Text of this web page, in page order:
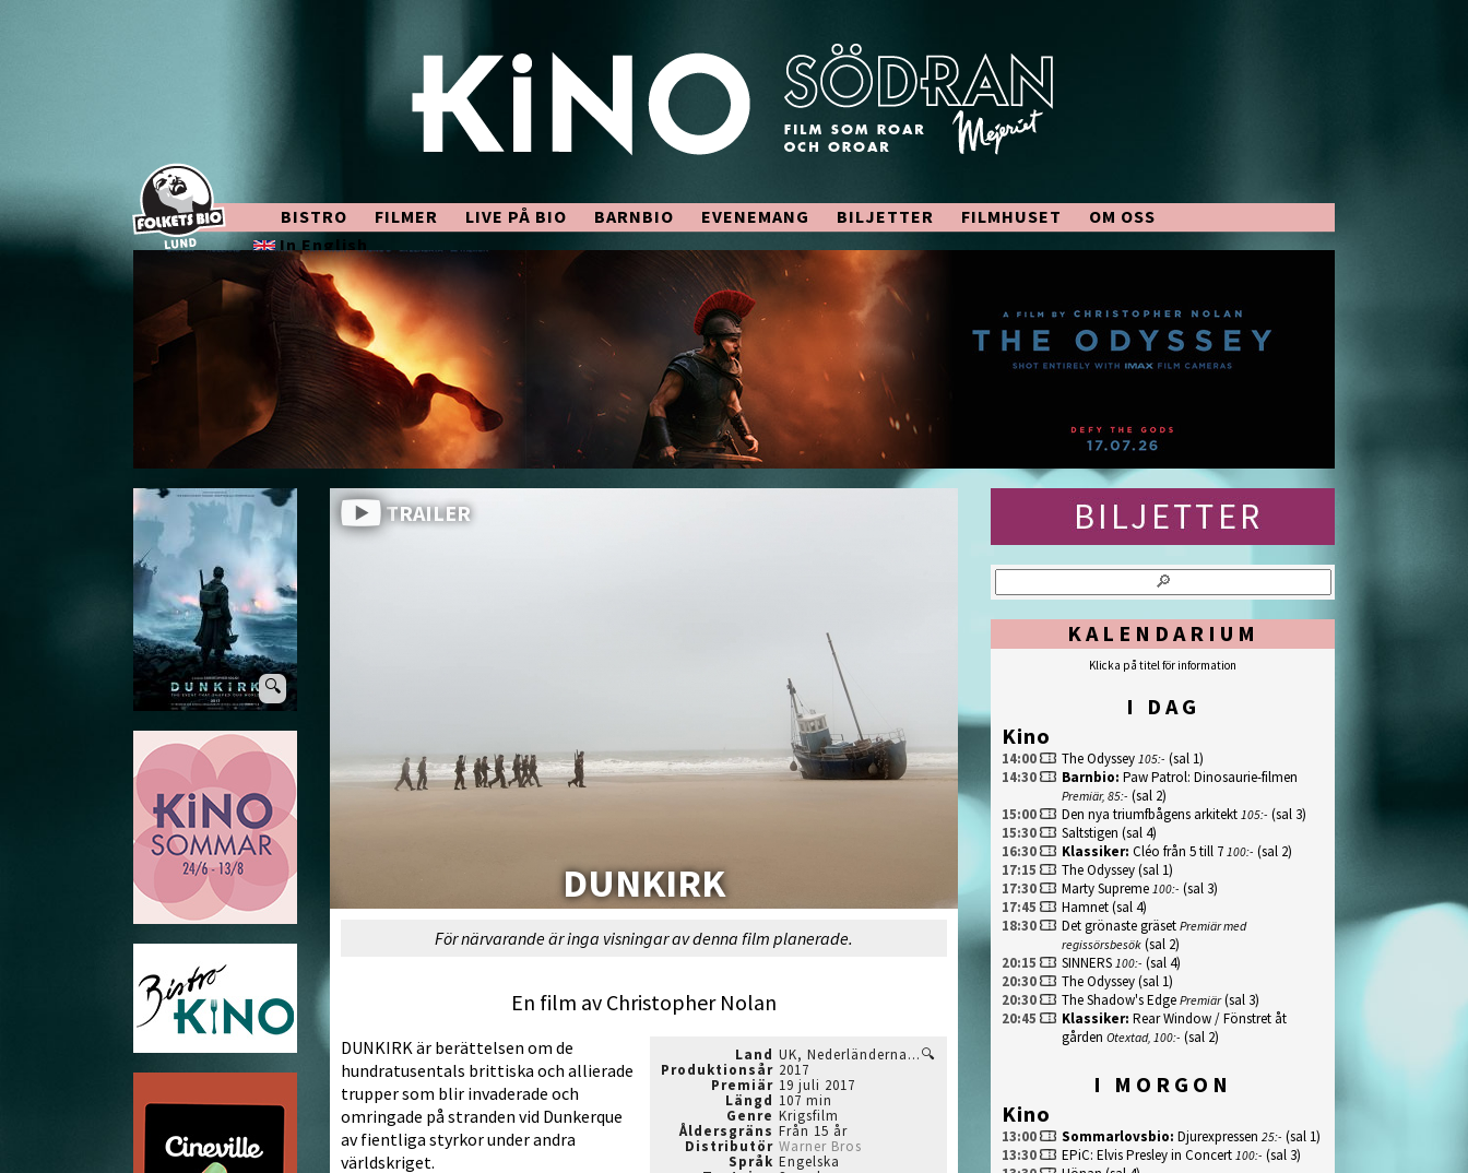
BISTRO FILMER LIVE PÅ BIO BARNBIO EVENEMANG BILJETTER FILMHUSET
OM OSS
In English
🔍
KALENDARIUM
Klicka på titel för information
I DAG
Kino
14:00 The Odyssey 105:- (sal 1)
14:30
Barnbio: Paw Patrol: Dinosaurie-filmen
Premiär, 85:- (sal 2)
15:00
Den nya triumfbågens arkitekt 105:- (sal 3)
15:30
Saltstigen (sal 4)
16:30
Klassiker: Cléo från 5 till 7 100:- (sal 2)
17:15
The Odyssey(sal 1)
17:30
Marty Supreme 100:- (sal 3)
17:45
Hamnet(sal 4)
18:30
Det grönaste gräset Premiär med
regissörsbesök (sal 2)
20:15
SINNERS 100:- (sal 4)
20:30
The Odyssey(sal 1)
20:30
The Shadow's Edge Premiär(sal 3)
20:45
Klassiker: Rear Window / Fönstret åt
gården Otextad, 100:- (sal 2)
I MORGON
Kino
13:00 Sommarlovsbio: Djurexpressen 25:- (sal 1)
13:30
EPiC: Elvis Presley in Concert 100:- (sal 3)
DUNKIRK
TRAILER
För närvarande är inga visningar av denna film planerade.
En film av Christopher Nolan
Land
Produktionsår
Premiär
Längd
Genre
Åldersgräns
Distributör
Språk
UK, Nederländerna...🔍
2017
19 juli 2017
107 min
Krigsfilm
Från 15 år
Warner Bros
Engelska
DUNKIRK är berättelsen om de
hundratusentals brittiska och allierade
trupper som blir invaderade och
omringade på stranden vid Dunkerque
av fientliga styrkor under andra
världskriget.